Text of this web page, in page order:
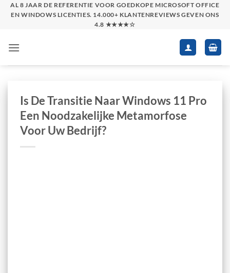
SkipAL 8 JAAR DE REFERENTIE VOOR GOEDKOPE MICROSOFT OFFICE
EN WINDOWS LICENTIES. 14.000+ KLANTENREVIEWS GEVEN ONS
4.8 ★★★★☆
Is De Transitie Naar Windows 11 Pro
Een Noodzakelijke Metamorfose
Voor Uw Bedrijf?